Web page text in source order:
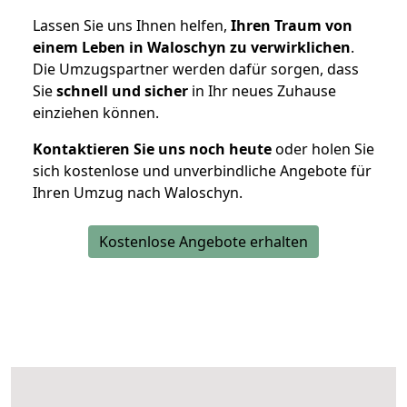
Lassen Sie uns Ihnen helfen, Ihren Traum von
einem Leben in Waloschyn zu verwirklichen.
Die Umzugspartner werden dafür sorgen, dass
Sieschnell und sicher in Ihr neues Zuhause
einziehen können.
Kontaktieren Sie uns noch heuteoder holen Sie
sich kostenlose und unverbindliche Angebote für
Ihren Umzug nach Waloschyn.
Kostenlose Angebote erhalten